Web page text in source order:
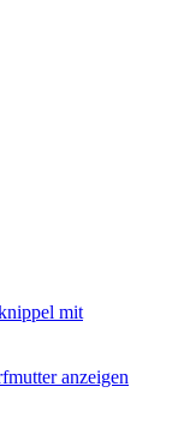
mit
anzeigen